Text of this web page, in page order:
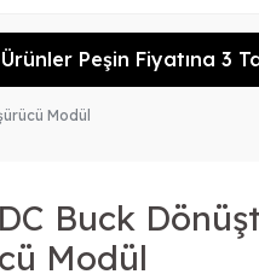
Peşin Fiyatına 3
Modül
Buck
Modül